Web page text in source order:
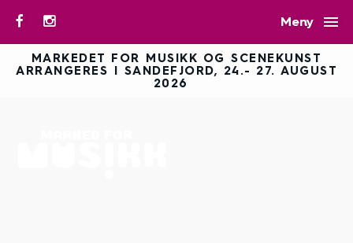
Meny 
MARKEDET FOR MUSIKK OG SCENEKUNST
ARRANGERES I SANDEFJORD, 24.- 27. AUGUST
2026